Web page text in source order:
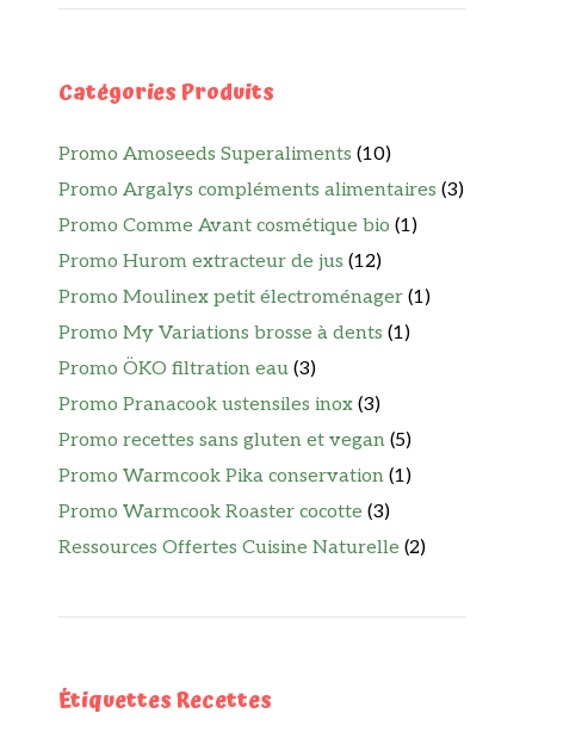
Catégories Produits
Promo Amoseeds Superaliments (10)
Promo Argalys compléments alimentaires (3)
Promo Comme Avant cosmétique bio (1)
Promo Hurom extracteur de jus (12)
Promo Moulinex petit électroménager (1)
Promo My Variations brosse à dents (1)
Promo ÖKO filtration eau (3)
Promo Pranacook ustensiles inox (3)
Promo recettes sans gluten et vegan (5)
Promo Warmcook Pika conservation (1)
Promo Warmcook Roaster cocotte (3)
Ressources Offertes Cuisine Naturelle (2)
Étiquettes Recettes